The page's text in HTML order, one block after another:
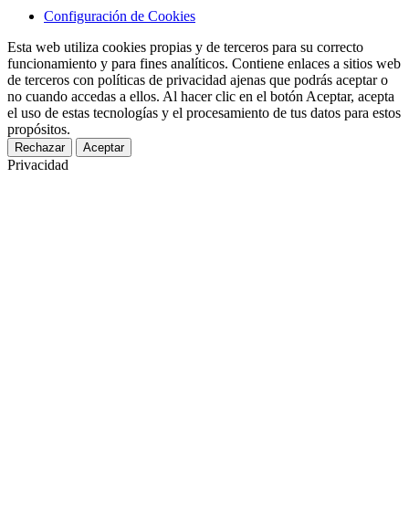
Configuración de Cookies
Esta web utiliza cookies propias y de terceros para su correcto
funcionamiento y para fines analíticos. Contiene enlaces a sitios web
de terceros con políticas de privacidad ajenas que podrás aceptar o
no cuando accedas a ellos. Al hacer clic en el botón Aceptar, acepta
el uso de estas tecnologías y el procesamiento de tus datos para estos
propósitos.
Rechazar Aceptar
Privacidad